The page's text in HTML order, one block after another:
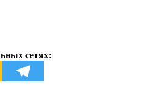
сетях: